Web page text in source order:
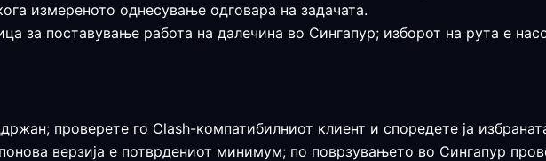
измереното однесување одговара на задачата.
за поставување работа на далечина во Сингапур; изборот на рута е
проверете го Clash-компатибилниот клиент и споредете ја
верзија е потврдениот минимум; по поврзувањето во Сингапур